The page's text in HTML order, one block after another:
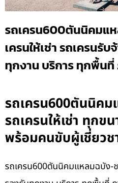
รถเครน600ตันนิคมแ
เครนให้เช่า รถเครนรั
ทุกงาน บริการ ทุกพื้นที่
รถเครน600ตันนิค
รถเครนให้เช่า ทุกข
พร้อมคนขับผู้เชี่ยว
รถเครน600ตันนิคมแหลมฉบัง-ช